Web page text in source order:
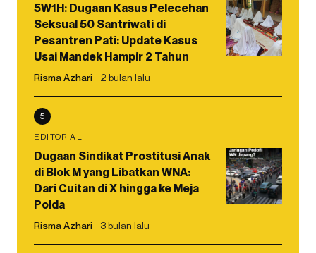
5W1H: Dugaan Kasus Pelecehan
Seksual 50 Santriwati di
Pesantren Pati: Update Kasus
Usai Mandek Hampir 2 Tahun
Risma Azhari 2 bulan lalu
5
EDITORIAL
Dugaan Sindikat Prostitusi Anak
di Blok M yang Libatkan WNA:
Dari Cuitan di X hingga ke Meja
Polda
Risma Azhari 3 bulan lalu